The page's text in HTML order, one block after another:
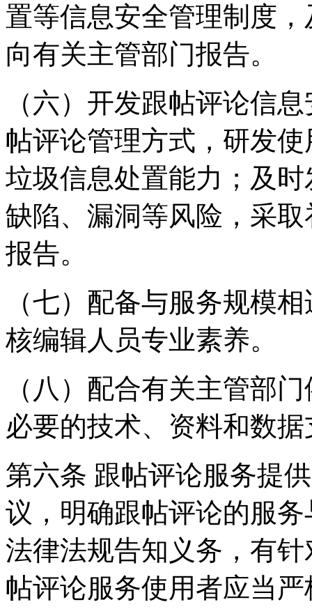
置等信息安全管理制度
向有关主管部门报告。
（六）开发跟帖评论信
帖评论管理方式，研发
垃圾信息处置能力；及
缺陷、漏洞等风险，采
报告。
（七）配备与服务规模
核编辑人员专业素养。
（八）配合有关主管部
必要的技术、资料和数
第六条 跟帖评论服务提
议，明确跟帖评论的服
法律法规告知义务，有
帖评论服务使用者应当